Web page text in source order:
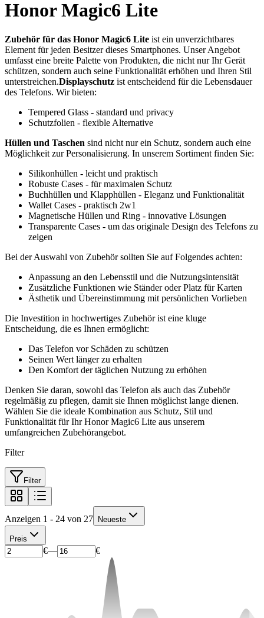
Honor Magic6 Lite
Zubehör für das Honor Magic6 Lite ist ein unverzichtbares
Element für jeden Besitzer dieses Smartphones. Unser Angebot
umfasst eine breite Palette von Produkten, die nicht nur Ihr Gerät
schützen, sondern auch seine Funktionalität erhöhen und Ihren Stil
unterstreichen.Displayschutz ist entscheidend für die Lebensdauer
des Telefons. Wir bieten:
Tempered Glass - standard und privacy
Schutzfolien - flexible Alternative
Hüllen und Taschen sind nicht nur ein Schutz, sondern auch eine
Möglichkeit zur Personalisierung. In unserem Sortiment finden Sie:
Silikonhüllen - leicht und praktisch
Robuste Cases - für maximalen Schutz
Buchhüllen und Klapphüllen - Eleganz und Funktionalität
Wallet Cases - praktisch 2w1
Magnetische Hüllen und Ring - innovative Lösungen
Transparente Cases - um das originale Design des Telefons zu
zeigen
Bei der Auswahl von Zubehör sollten Sie auf Folgendes achten:
Anpassung an den Lebensstil und die Nutzungsintensität
Zusätzliche Funktionen wie Ständer oder Platz für Karten
Ästhetik und Übereinstimmung mit persönlichen Vorlieben
Die Investition in hochwertiges Zubehör ist eine kluge
Entscheidung, die es Ihnen ermöglicht:
Das Telefon vor Schäden zu schützen
Seinen Wert länger zu erhalten
Den Komfort der täglichen Nutzung zu erhöhen
Denken Sie daran, sowohl das Telefon als auch das Zubehör
regelmäßig zu pflegen, damit sie Ihnen möglichst lange dienen.
Wählen Sie die ideale Kombination aus Schutz, Stil und
Funktionalität für Ihr Honor Magic6 Lite aus unserem
umfangreichen Zubehörangebot.
Filter
Filter
Anzeigen 1 - 24 von 27 Neueste
Preis
€— €